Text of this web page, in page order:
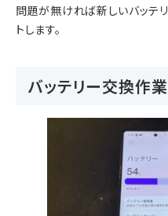
問題が無ければ新しいバッテ
トします。
バッテリー交換作